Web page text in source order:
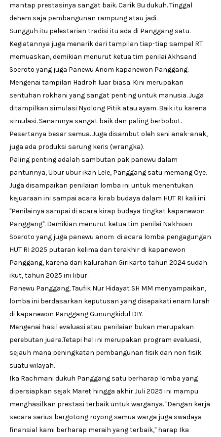
mantap prestasinya sangat baik. Carik Bu dukuh. Tinggal
dehem saja pembangunan rampung atau jadi.
Sungguh itu pelestarian tradisi itu ada di Panggang satu.
Kegiatannya juga menarik dari tampilan tiap-tiap sampel RT
memuaskan, demikian menurut ketua tim penilai Akhsand
Soeroto yang juga Panewu Anom kapanewon Panggang.
Mengenai tampilan Hadroh luar biasa. Kini merupakan
sentuhan rokhani yang sangat penting untuk manusia. Juga
ditampilkan simulasi Nyolong Pitik atau ayam. Baik itu karena
simulasi. Senamnya sangat baik dan paling berbobot.
Pesertanya besar semua. Juga disambut oleh seni anak-anak,
juga ada produksi sarung keris (wrangka).
Paling penting adalah sambutan pak panewu dalam
pantunnya, Ubur ubur ikan Lele, Panggang satu memang Oye.
Juga disampaikan penilaian lomba ini untuk menentukan
kejuaraan ini sampai acara kirab budaya dalam HUT RI kali ini.
"Penilainya sampai di acara kirap budaya tingkat kapanewon
Panggang". Demikian menurut ketua tim penilai Nakhsan
Soeroto yang juga panewu anom di acara lomba pengagungan
HUT RI 2025 putaran kelima dan terakhir di kapanewon
Panggang, karena dari kalurahan Girikarto tahun 2024 sudah
ikut, tahun 2025 ini libur.
Panewu Panggang, Taufik Nur Hidayat SH MM menyampaikan,
lomba ini berdasarkan keputusan yang disepakati enam lurah
di kapanewon Panggang Gunungkidul DIY.
Mengenai hasil evaluasi atau penilaian bukan merupakan
perebutan juara.Tetapi hal ini merupakan program evaluasi,
sejauh mana peningkatan pembangunan fisik dan non fisik
suatu wilayah.
Ika Rachmani dukuh Panggang satu berharap lomba yang
dipersiapkan sejak Maret hingga akhir Juli 2025 ini mampu
menghasilkan prestasi terbaik untuk warganya. "Dengan kerja
secara serius bergotong royong semua warga juga swadaya
finansial kami berharap meraih yang terbaik," harap Ika